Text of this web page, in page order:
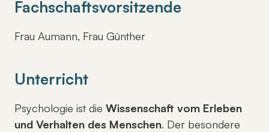
Fachschaftsvorsitzende
Frau Aumann, Frau Günther
Unterricht
Psychologie ist die Wissenschaft vom Erleben
und Verhalten des Menschen. Der besondere